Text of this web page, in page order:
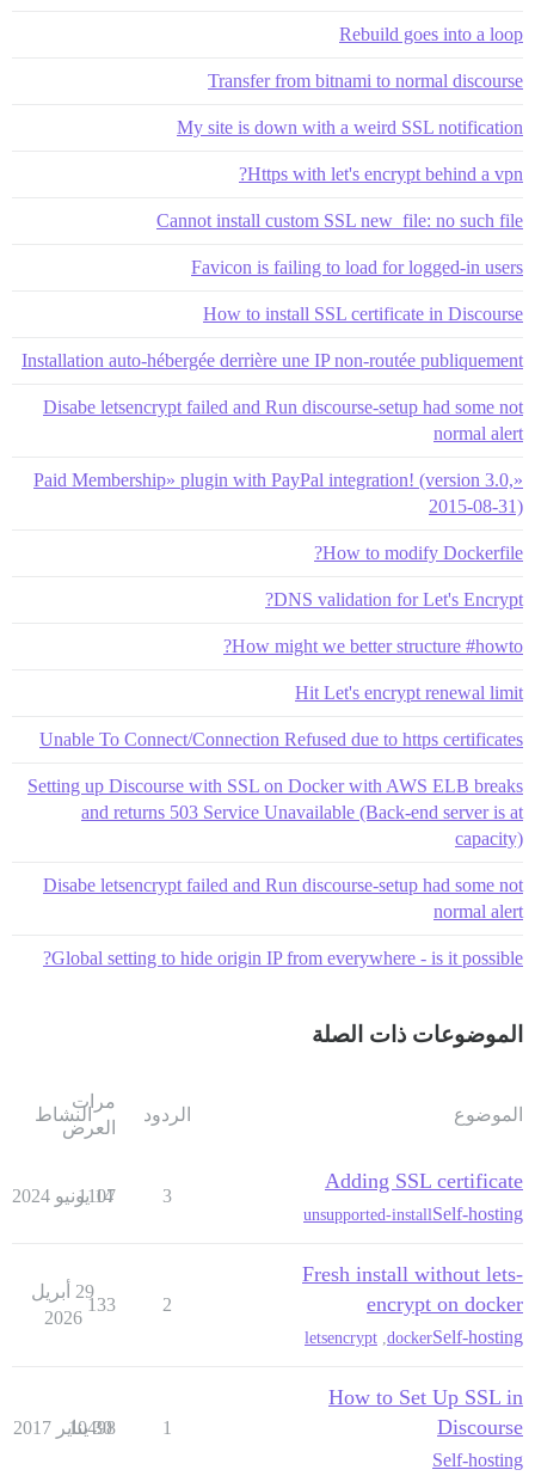
Rebuild goes into a loop
Transfer from bitnami to normal discourse
My site is down with a weird SSL notification
Https with let's encrypt behind a vpn?
Cannot install custom SSL new_file: no such file
Favicon is failing to load for logged-in users
How to install SSL certificate in Discourse
Installation auto-hébergée derrière une IP non-routée publiquement
Disabe letsencrypt failed and Run discourse-setup had some not
normal alert
«Paid Membership» plugin with PayPal integration! (version 3.0,
2015-08-31)
How to modify Dockerfile?
DNS validation for Let's Encrypt?
How might we better structure #howto?
Hit Let's encrypt renewal limit
Unable To Connect/Connection Refused due to https certificates
Setting up Discourse with SSL on Docker with AWS ELB breaks
and returns 503 Service Unavailable (Back-end server is at
capacity)
Disabe letsencrypt failed and Run discourse-setup had some not
normal alert
Global setting to hide origin IP from everywhere - is it possible?
الموضوعات ذات الصلة
الموضوع الردود
مرات
العرض
النشاط
Adding SSL certificate
Self-hosting
unsupported-install
3
1107
14 يونيو 2024
Fresh install without lets-
encrypt on docker
Self-hosting
docker
letsencrypt
2
133
29 أبريل
2026
How to Set Up SSL in
Discourse
Self-hosting
1
10498
30 يناير 2017